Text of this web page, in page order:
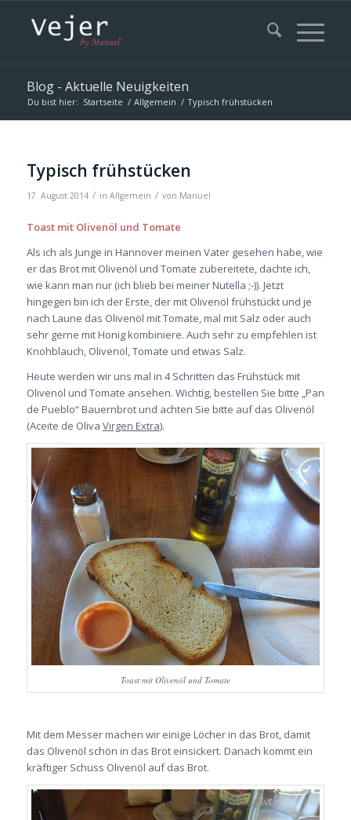
Blog - Aktuelle Neuigkeiten
Du bist hier: Startseite / Allgemein / Typisch frühstücken
Typisch frühstücken
17. August 2014 / in Allgemein / von Manuel
Toast mit Olivenöl und Tomate
Als ich als Junge in Hannover meinen Vater gesehen habe, wie
er das Brot mit Olivenöl und Tomate zubereitete, dachte ich,
wie kann man nur (ich blieb bei meiner Nutella ;-)). Jetzt
hingegen bin ich der Erste, der mit Olivenöl frühstückt und je
nach Laune das Olivenöl mit Tomate, mal mit Salz oder auch
sehr gerne mit Honig kombiniere. Auch sehr zu empfehlen ist
Knohblauch, Olivenöl, Tomate und etwas Salz.
Heute werden wir uns mal in 4 Schritten das Frühstück mit
Olivenöl und Tomate ansehen. Wichtig, bestellen Sie bitte „Pan
de Pueblo“ Bauernbrot und achten Sie bitte auf das Olivenöl
(Aceite de Oliva Virgen Extra).
Toast mit Olivenöl und Tomate
Mit dem Messer machen wir einige Löcher in das Brot, damit
das Olivenöl schön in das Brot einsickert. Danach kommt ein
kräftiger Schuss Olivenöl auf das Brot.